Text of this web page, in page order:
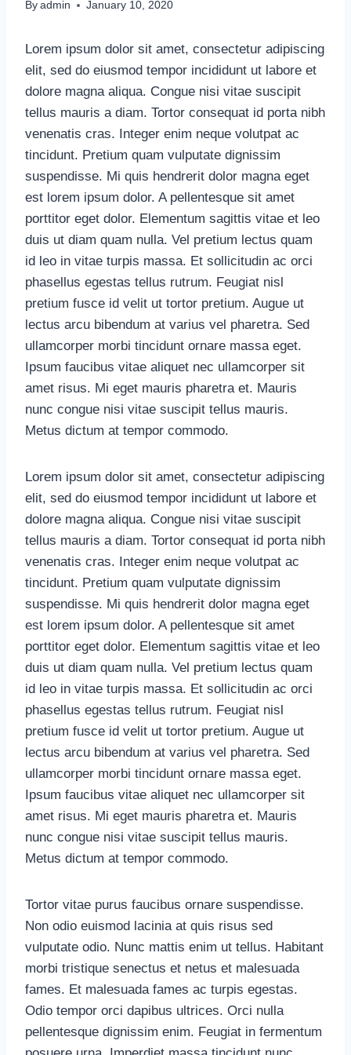
By admin January 10, 2020
Lorem ipsum dolor sit amet, consectetur adipiscing
elit, sed do eiusmod tempor incididunt ut labore et
dolore magna aliqua. Congue nisi vitae suscipit
tellus mauris a diam. Tortor consequat id porta nibh
venenatis cras. Integer enim neque volutpat ac
tincidunt. Pretium quam vulputate dignissim
suspendisse. Mi quis hendrerit dolor magna eget
est lorem ipsum dolor. A pellentesque sit amet
porttitor eget dolor. Elementum sagittis vitae et leo
duis ut diam quam nulla. Vel pretium lectus quam
id leo in vitae turpis massa. Et sollicitudin ac orci
phasellus egestas tellus rutrum. Feugiat nisl
pretium fusce id velit ut tortor pretium. Augue ut
lectus arcu bibendum at varius vel pharetra. Sed
ullamcorper morbi tincidunt ornare massa eget.
Ipsum faucibus vitae aliquet nec ullamcorper sit
amet risus. Mi eget mauris pharetra et. Mauris
nunc congue nisi vitae suscipit tellus mauris.
Metus dictum at tempor commodo.
Lorem ipsum dolor sit amet, consectetur adipiscing
elit, sed do eiusmod tempor incididunt ut labore et
dolore magna aliqua. Congue nisi vitae suscipit
tellus mauris a diam. Tortor consequat id porta nibh
venenatis cras. Integer enim neque volutpat ac
tincidunt. Pretium quam vulputate dignissim
suspendisse. Mi quis hendrerit dolor magna eget
est lorem ipsum dolor. A pellentesque sit amet
porttitor eget dolor. Elementum sagittis vitae et leo
duis ut diam quam nulla. Vel pretium lectus quam
id leo in vitae turpis massa. Et sollicitudin ac orci
phasellus egestas tellus rutrum. Feugiat nisl
pretium fusce id velit ut tortor pretium. Augue ut
lectus arcu bibendum at varius vel pharetra. Sed
ullamcorper morbi tincidunt ornare massa eget.
Ipsum faucibus vitae aliquet nec ullamcorper sit
amet risus. Mi eget mauris pharetra et. Mauris
nunc congue nisi vitae suscipit tellus mauris.
Metus dictum at tempor commodo.
Tortor vitae purus faucibus ornare suspendisse.
Non odio euismod lacinia at quis risus sed
vulputate odio. Nunc mattis enim ut tellus. Habitant
morbi tristique senectus et netus et malesuada
fames. Et malesuada fames ac turpis egestas.
Odio tempor orci dapibus ultrices. Orci nulla
pellentesque dignissim enim. Feugiat in fermentum